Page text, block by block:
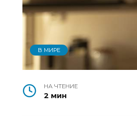
В МИРЕ
НА ЧТЕНИЕ
2 мин